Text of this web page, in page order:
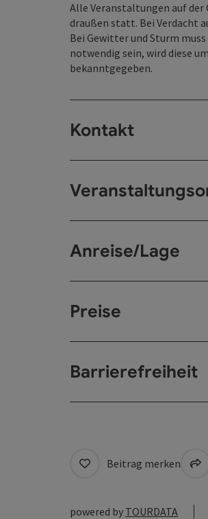
Alle Veranstaltungen auf der
draußen statt. Bei Verdacht
Bei Gewitter und Sturm
notwendig sein, wird diese
bekanntgegeben.
Kontakt
Anreise/Lage
Preise
Barrierefreiheit
Beitrag merken
powered by TOURDATA